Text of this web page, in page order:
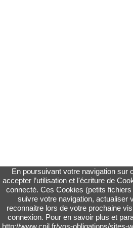
En poursuivant votre navigation sur
accepter l’utilisation et l'écriture de
connecté. Ces Cookies (petits
suivre votre navigation, actualiser
reconnaitre lors de votre prochaine
connexion. Pour en savoir plus et
http://www.cnil.fr/vos-obligations/sites-